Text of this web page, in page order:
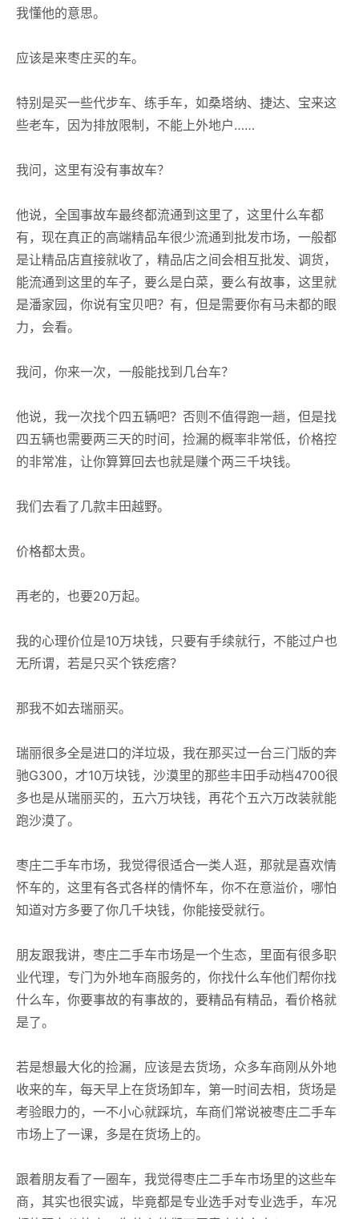
我懂他的意思。
应该是来枣庄买的车。
特别是买一些代步车、练手车，如桑塔纳、捷达、宝来这
些老车，因为排放限制，不能上外地户……
我问，这里有没有事故车？
他说，全国事故车最终都流通到这里了，这里什么车都
有，现在真正的高端精品车很少流通到批发市场，一般都
是让精品店直接就收了，精品店之间会相互批发、调货，
能流通到这里的车子，要么是白菜，要么有故事，这里就
是潘家园，你说有宝贝吧？有，但是需要你有马未都的眼
力，会看。
我问，你来一次，一般能找到几台车？
他说，我一次找个四五辆吧？否则不值得跑一趟，但是找
四五辆也需要两三天的时间，捡漏的概率非常低，价格控
的非常准，让你算算回去也就是赚个两三千块钱。
我们去看了几款丰田越野。
价格都太贵。
再老的，也要20万起。
我的心理价位是10万块钱，只要有手续就行，不能过户也
无所谓，若是只买个铁疙瘩？
那我不如去瑞丽买。
瑞丽很多全是进口的洋垃圾，我在那买过一台三门版的奔
驰G300，才10万块钱，沙漠里的那些丰田手动档4700很
多也是从瑞丽买的，五六万块钱，再花个五六万改装就能
跑沙漠了。
枣庄二手车市场，我觉得很适合一类人逛，那就是喜欢情
怀车的，这里有各式各样的情怀车，你不在意溢价，哪怕
知道对方多要了你几千块钱，你能接受就行。
朋友跟我讲，枣庄二手车市场是一个生态，里面有很多职
业代理，专门为外地车商服务的，你找什么车他们帮你找
什么车，你要事故的有事故的，要精品有精品，看价格就
是了。
若是想最大化的捡漏，应该是去货场，众多车商刚从外地
收来的车，每天早上在货场卸车，第一时间去相，货场是
考验眼力的，一不小心就踩坑，车商们常说被枣庄二手车
市场上了一课，多是在货场上的。
跟着朋友看了一圈车，我觉得枣庄二手车市场里的这些车
商，其实也很实诚，毕竟都是专业选手对专业选手，车况